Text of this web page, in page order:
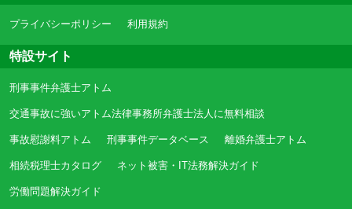
プライバシーポリシー 利用規約
特設サイト
刑事事件弁護士アトム
交通事故に強いアトム法律事務所弁護士法人に無料相談
事故慰謝料アトム 刑事事件データベース 離婚弁護士アトム
相続税理士カタログ ネット被害・IT法務解決ガイド
労働問題解決ガイド